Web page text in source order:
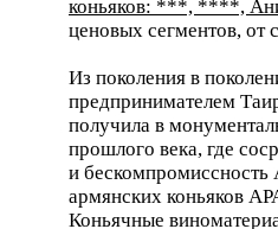
коньяков: ***, ****,
ценовых сегментов, от
Из поколения в
предпринимателем
получила в
прошлого века, где
и бескомпромиссность
армянских коньяков
Коньячные